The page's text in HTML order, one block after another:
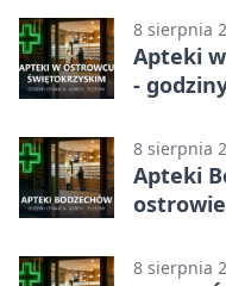
8 sierpnia
Apteki
-
8 sierpnia
Apteki
8 sierpnia